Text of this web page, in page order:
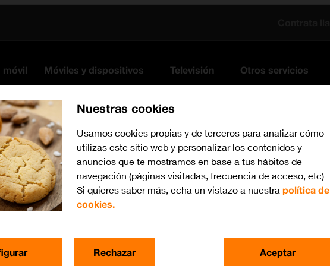
móvil Móviles y dispositivos Televisión Otros servicios
Nuestras cookies
Usamos cookies propias y de terceros para analizar cómo
utilizas este sitio web y personalizar los contenidos y
anuncios que te mostramos en base a tus hábitos de
navegación (páginas visitadas, frecuencia de acceso, etc)
Si quieres saber más, echa un vistazo a nuestra política de
cookies.
Rechazar Aceptar